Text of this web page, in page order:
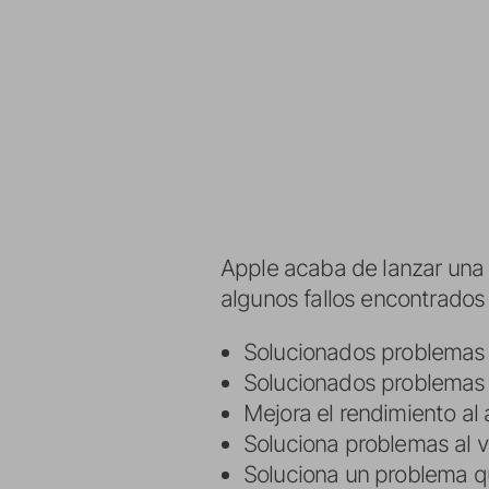
Apple acaba de lanzar una
algunos fallos
Solucionados
Solucionados
Mejora el rendimiento
Soluciona problemas al
Soluciona un problema